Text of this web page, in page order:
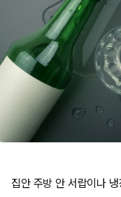
집안 주방 안 서랍이나